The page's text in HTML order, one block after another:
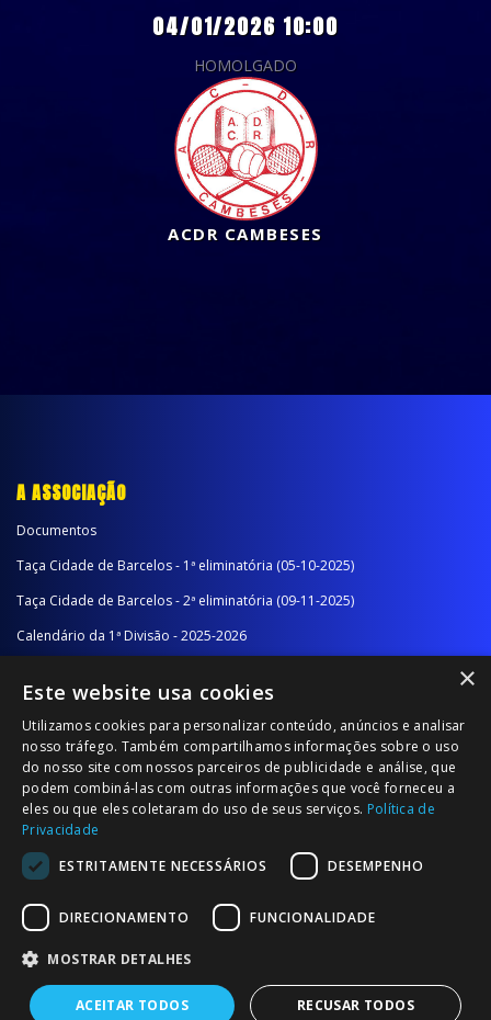
04/01/2026 10:00
HOMOLGADO
ACDR CAMBESES
A ASSOCIAÇÃO
Documentos
Taça Cidade de Barcelos - 1ª eliminatória (05-10-2025)
Taça Cidade de Barcelos - 2ª eliminatória (09-11-2025)
Calendário da 1ª Divisão - 2025-2026
Calendário da 2ª Divisão - Série B - 2025-2026
Calendário da Época
NOTÍCIAS/COMUNICADOS
Notícias
Comunicados
© 2026 Associação Futebol Popular Barcelos
×
Este website usa cookies
Utilizamos cookies para personalizar conteúdo, anúncios e analisar
nosso tráfego. Também compartilhamos informações sobre o uso
do nosso site com nossos parceiros de publicidade e análise, que
podem combiná-las com outras informações que você forneceu a
eles ou que eles coletaram do uso de seus serviços. Política de
Privacidade
ESTRITAMENTE NECESSÁRIOS
DESEMPENHO
DIRECIONAMENTO FUNCIONALIDADE
MOSTRAR DETALHES
ACEITAR TODOS RECUSAR TODOS